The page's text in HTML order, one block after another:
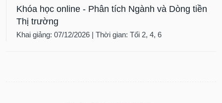
Khóa học online - Phân tích Ngành và Dòng tiền
Thị trường
Khai giảng: 07/12/2026 | Thời gian: Tối 2, 4, 6